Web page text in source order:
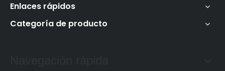
Enlaces rápidos
Categoría de producto